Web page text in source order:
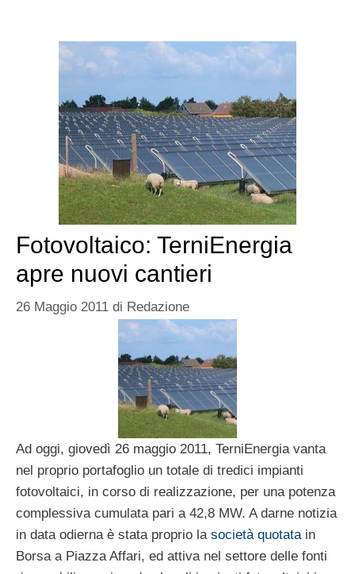
Fotovoltaico: TerniEnergia
apre nuovi cantieri
26 Maggio 2011 di Redazione
Ad oggi, giovedì 26 maggio 2011, TerniEnergia vanta
nel proprio portafoglio un totale di tredici impianti
fotovoltaici, in corso di realizzazione, per una potenza
complessiva cumulata pari a 42,8 MW. A darne notizia
in data odierna è stata proprio la società quotatain
Borsa a Piazza Affari, ed attiva nel settore delle fonti